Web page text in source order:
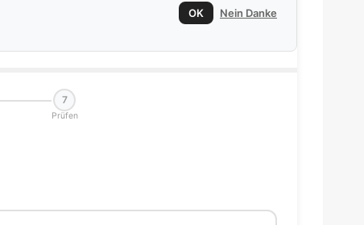
OK Nein Danke
7
Prüfen